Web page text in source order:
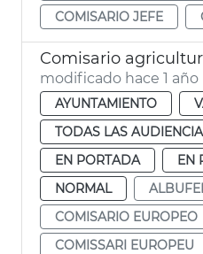
COMISARIO JEFE
Comisario
modificado hace 1 año
AYUNTAMIENTO
TODAS LAS
EN PORTADA
EN
NORMAL
COMISARIO EUROPEO
COMISSARI EUROPEU